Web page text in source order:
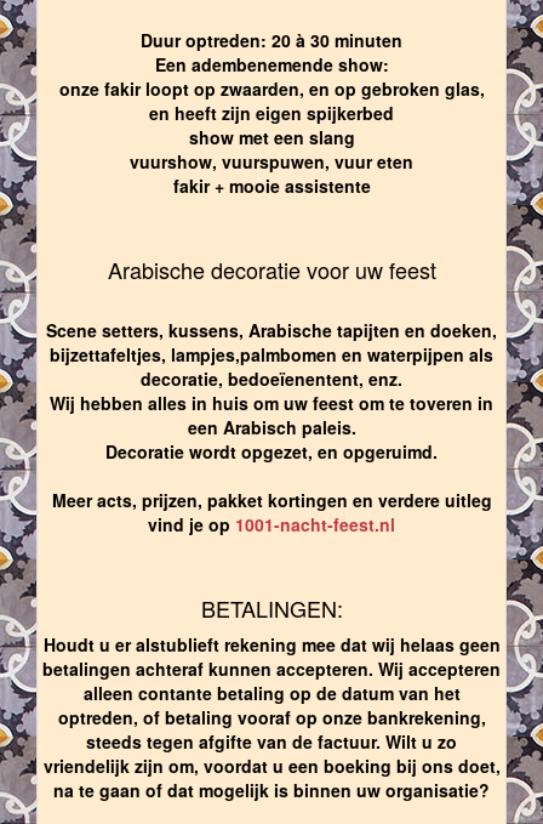
Duur optreden: 20 à 30 minuten
Een adembenemende show:
onze fakir loopt op zwaarden, en op gebroken glas,
en heeft zijn eigen spijkerbed
show met een slang
vuurshow, vuurspuwen, vuur eten
fakir + mooie assistente
Arabische decoratie voor uw feest
Scene setters, kussens, Arabische tapijten en doeken,
bijzettafeltjes, lampjes,palmbomen en waterpijpen als
decoratie, bedoeïenentent, enz.
Wij hebben alles in huis om uw feest om te toveren in
een Arabisch paleis.
Decoratie wordt opgezet, en opgeruimd.
Meer acts, prijzen, pakket kortingen en verdere uitleg
vind je op 1001-nacht-feest.nl
BETALINGEN:
Houdt u er alstublieft rekening mee dat wij helaas geen
betalingen achteraf kunnen accepteren. Wij accepteren
alleen contante betaling op de datum van het
optreden, of betaling vooraf op onze bankrekening,
steeds tegen afgifte van de factuur. Wilt u zo
vriendelijk zijn om, voordat u een boeking bij ons doet,
na te gaan of dat mogelijk is binnen uw organisatie?